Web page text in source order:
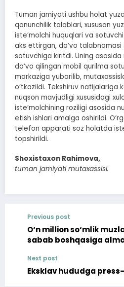
Tuman jamiyati ushbu holat
qonunchilik talablari, xususan
iste’molchi huquqlari va
aks ettirgan, da’vo talabnomasi
sotuvchiga kiritdi. Uning asosida
da’vo qilingan mobil qurilma
markaziga yuborilib,
o‘tkazildi. Tekshiruv natijalariga
nuqson mavjudligi xususidagi
iste’molchining roziligi asosida
etish ishlari amalga oshirildi.
telefon apparati soz holatda
topshirildi.
Shoxistaxon Rahimova,
tuman jamiyati mutaxassisi.
Previous post
O‘n million so‘mlik
sabab boshqasiga
Next post
Eksklav hududga